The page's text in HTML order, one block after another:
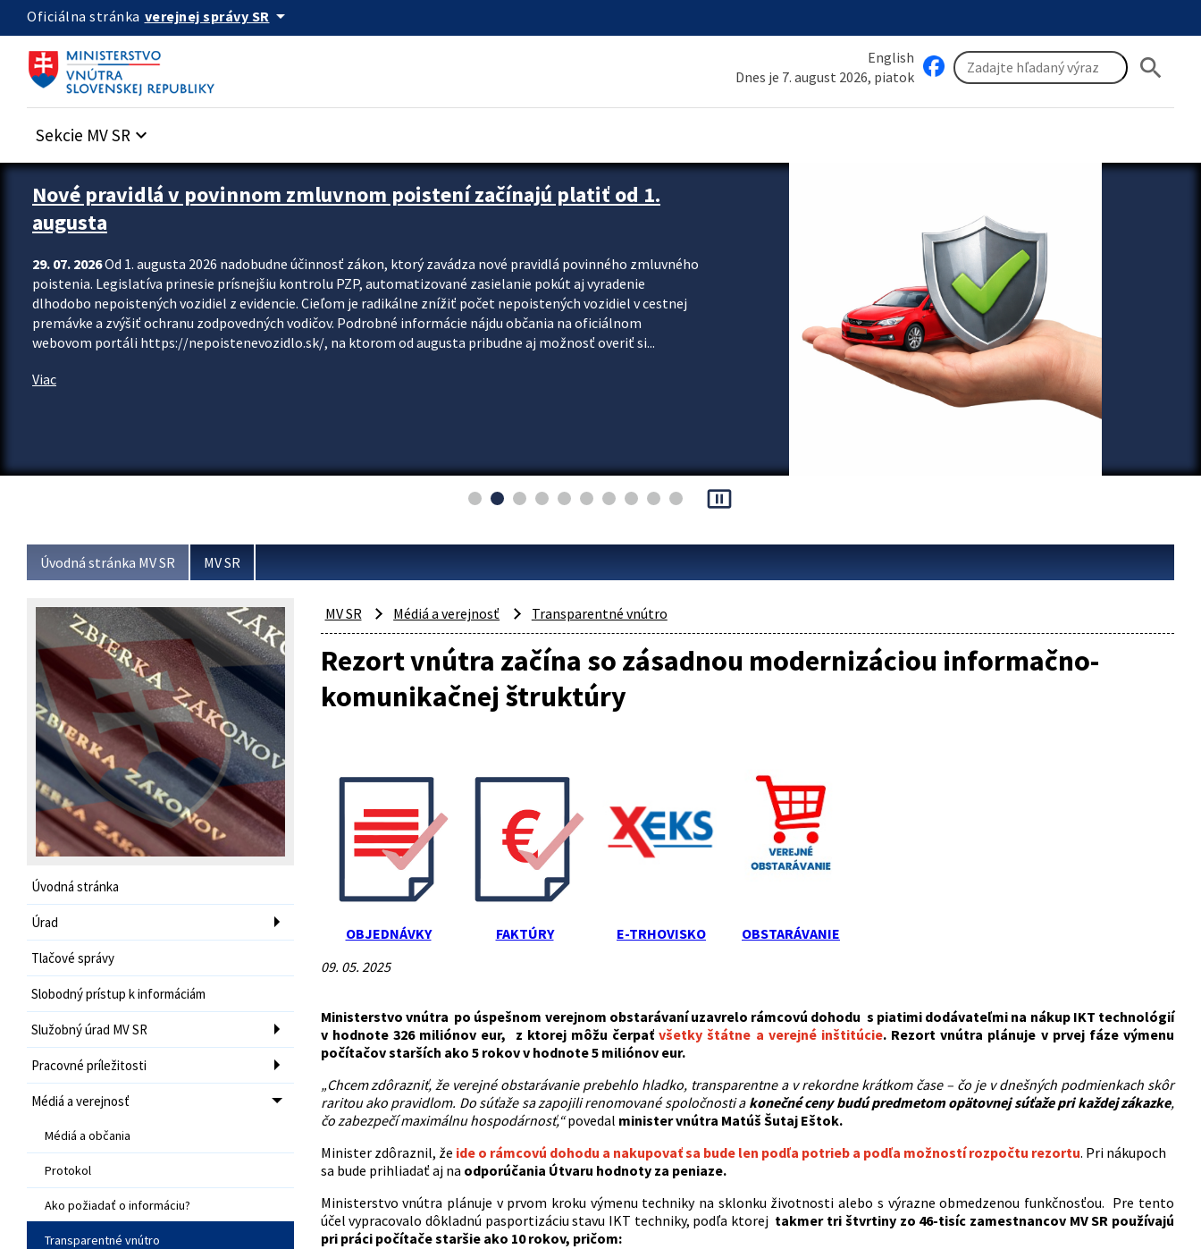
Preskocit na hlavný obsah
Oficiálna stránka verejnej správy SR arrow_drop_down
English
Dnes je 7. august 2026, piatok
search
Sekcie MV SR keyboard_arrow_down
Zastavit automatický posun upútavok
Nové pravidlá v povinnom zmluvnom poistení začínajú platiť od 1.
augusta
29. 07. 2026Od 1. augusta 2026 nadobudne účinnosť zákon, ktorý zavádza nové pravidlá povinného zmluvného
poistenia. Legislatíva prinesie prísnejšiu kontrolu PZP, automatizované zasielanie pokút aj vyradenie
dlhodobo nepoistených vozidiel z evidencie. Cieľom je radikálne znížiť počet nepoistených vozidiel v cestnej
premávke a zvýšiť ochranu zodpovedných vodičov. Podrobné informácie nájdu občania na oficiálnom
webovom portáli https://nepoistenevozidlo.sk/, na ktorom od augusta pribudne aj možnosť overiť si...
Viac
pause_presentation
Úvodná stránka MV SR MV SR
Úvodná stránka
Úrad
Tlačové správy
Slobodný prístup k informáciám
Služobný úrad MV SR
Pracovné príležitosti
Médiá a verejnosť
Médiá a občania
Protokol
Ako požiadať o informáciu?
Transparentné vnútro
MV SR Médiá a verejnosť Transparentné vnútro
Rezort vnútra začína so zásadnou modernizáciou informačno-
komunikačnej štruktúry
OBJEDNÁVKY FAKTÚRY E-TRHOVISKO
OBSTARÁVANIE
09. 05. 2025
Ministerstvo vnútra po úspešnom verejnom obstarávaní uzavrelo rámcovú dohodu s piatimi dodávateľmi na nákup IKT technológií
v hodnote 326 miliónov eur, z ktorej môžu čerpať všetky štátne a verejné inštitúcie. Rezort vnútra plánuje v prvej fáze výmenu
počítačov starších ako 5 rokov v hodnote 5 miliónov eur.
„Chcem zdôrazniť, že verejné obstarávanie prebehlo hladko, transparentne a v rekordne krátkom čase – čo je v dnešných podmienkach skôr
raritou ako pravidlom. Do súťaže sa zapojili renomované spoločnosti a konečné ceny budú predmetom opätovnej súťaže pri každej zákazke,
čo zabezpečí maximálnu hospodárnosť,“povedal minister vnútra Matúš Šutaj Eštok.
Minister zdôraznil, že ide o rámcovú dohodu a nakupovať sa bude len podľa potrieb a podľa možností rozpočtu rezortu. Pri nákupoch
sa bude prihliadať aj na odporúčania Útvaru hodnoty za peniaze.
Ministerstvo vnútra plánuje v prvom kroku výmenu techniky na sklonku životnosti alebo s výrazne obmedzenou funkčnosťou. Pre tento
účel vypracovalo dôkladnú pasportizáciu stavu IKT techniky, podľa ktorej takmer tri štvrtiny zo 46-tisíc zamestnancov MV SR používajú
pri práci počítače staršie ako 10 rokov, pričom: